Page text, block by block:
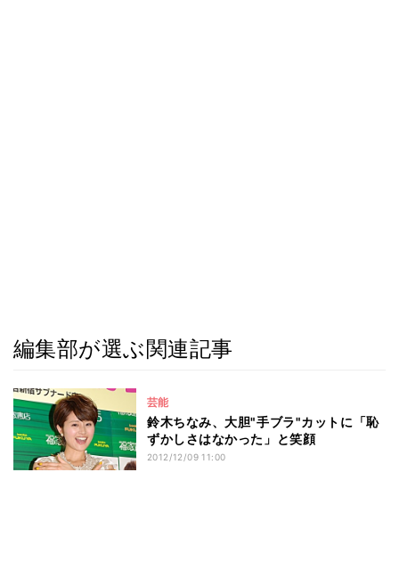
編集部が選ぶ関連記事
芸能
鈴木ちなみ、大胆"手ブラ"カットに「恥
ずかしさはなかった」と笑顔
2012/12/09 11:00